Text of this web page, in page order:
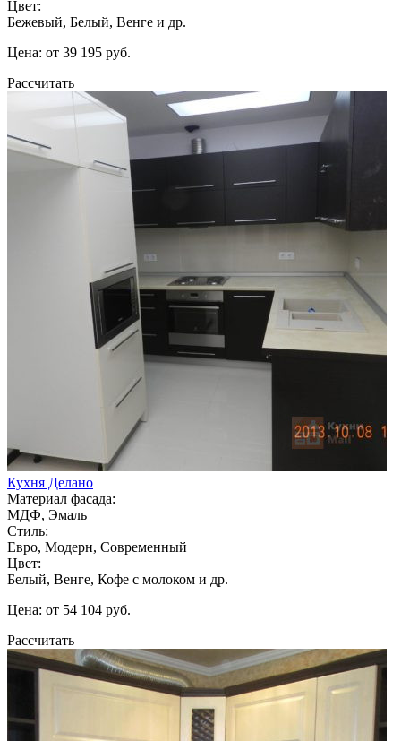
Цвет:
Бежевый, Белый, Венге и др.
Цена: от 39 195 руб.
Рассчитать
Кухня Делано
Материал фасада:
МДФ, Эмаль
Стиль:
Евро, Модерн, Современный
Цвет:
Белый, Венге, Кофе с молоком и др.
Цена: от 54 104 руб.
Рассчитать